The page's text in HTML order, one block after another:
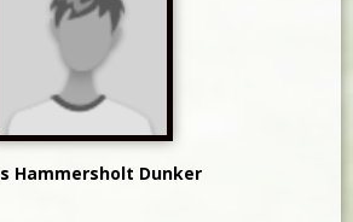
Hammersholt Dunker